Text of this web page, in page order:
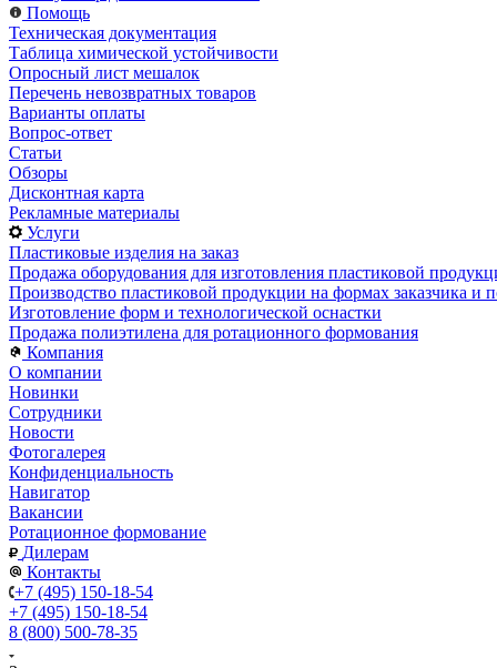
Помощь
Техническая документация
Таблица химической устойчивости
Опросный лист мешалок
Перечень невозвратных товаров
Варианты оплаты
Вопрос-ответ
Статьи
Обзоры
Дисконтная карта
Рекламные материалы
Услуги
Пластиковые изделия на заказ
Продажа оборудования для изготовления пластиковой
Производство пластиковой продукции на формах заказчика и
Изготовление форм и технологической оснастки
Продажа полиэтилена для ротационного формования
Компания
О компании
Новинки
Сотрудники
Новости
Фотогалерея
Конфиденциальность
Навигатор
Вакансии
Ротационное формование
Дилерам
Контакты
+7 (495) 150-18-54
+7 (495) 150-18-54
8 (800) 500-78-35